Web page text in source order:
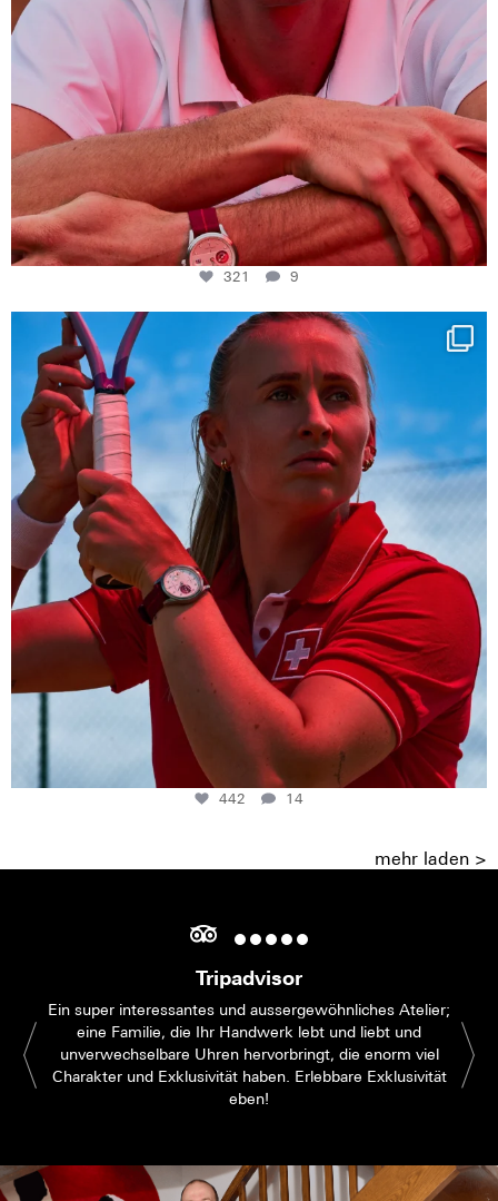
321 9
Determination, elegance and Swiss precision —
442
14
442 14
mehr laden >
Tripadvisor
Ein super interessantes und aussergewöhnliches Atelier;
eine Familie, die Ihr Handwerk lebt und liebt und
unverwechselbare Uhren hervorbringt, die enorm viel
Charakter und Exklusivität haben. Erlebbare Exklusivität
eben!